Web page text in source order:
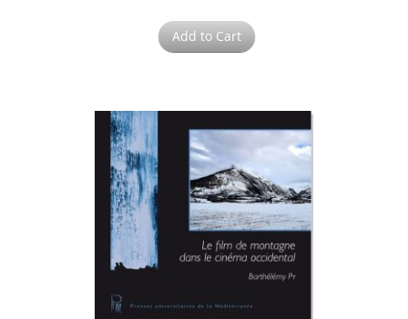
Add to Cart